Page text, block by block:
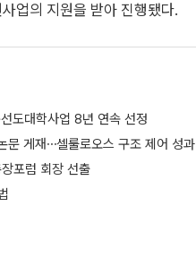
업의 지원을 받아 진행됐다.
도대학사업 8년 연속 선정
문 게재⋯셀룰로오스 구조 제어 성과
포럼 회장 선출